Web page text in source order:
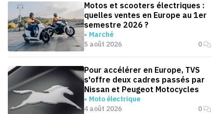
Motos et scooters électriques :
quelles ventes en Europe au 1er
semestre 2026 ?
Marché
5 août 2026
0
Pour accélérer en Europe, TVS
s'offre deux cadres passés par
Nissan et Peugeot Motocycles
Moto électrique
4 août 2026
0